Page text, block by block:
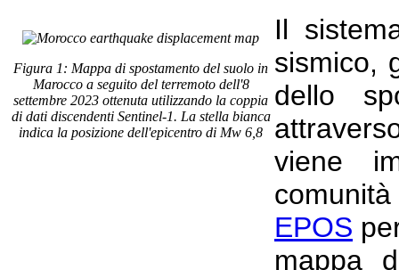
Figura 1: Mappa di spostamento del suolo in
Marocco a seguito del terremoto dell'8
settembre 2023 ottenuta utilizzando la coppia
di dati discendenti Sentinel-1. La stella bianca
indica la posizione dell'epicentro di Mw 6,8
Il
sismico,
dello
viene
EPOS
mappa